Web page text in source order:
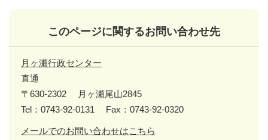
このページに関するお問い合わせ先
月ヶ瀬行政センター
直通
〒630-2302
月ヶ瀬尾山2845
Tel：0743-92-0131
Fax：0743-92-0320
メールでのお問い合わせはこちら